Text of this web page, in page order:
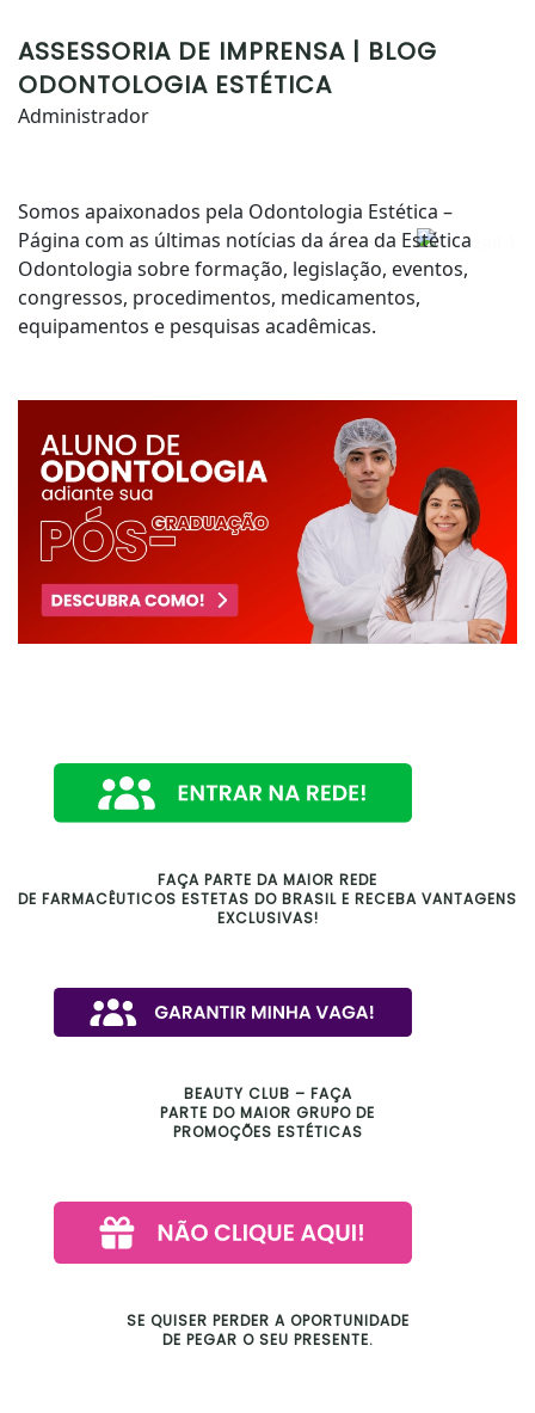
ASSESSORIA DE IMPRENSA | BLOG
ODONTOLOGIA ESTÉTICA
Administrador
Somos apaixonados pela Odontologia Estética –
Página com as últimas notícias da área da Estética
Odontologia sobre formação, legislação, eventos,
congressos, procedimentos, medicamentos,
equipamentos e pesquisas acadêmicas.
FAÇA PARTE DA MAIOR REDE
DE FARMACÊUTICOS ESTETAS DO BRASIL E RECEBA VANTAGENS
EXCLUSIVAS!
BEAUTY CLUB – FAÇA
PARTE DO MAIOR GRUPO DE
PROMOÇÕES ESTÉTICAS
SE QUISER PERDER A OPORTUNIDADE
DE PEGAR O SEU PRESENTE.